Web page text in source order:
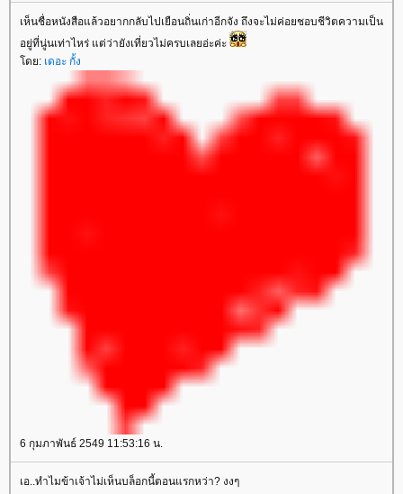
เห็นชื่อหนังสือแล้วอยากกลับไปเยือนถิ่นเก่าอีกจัง ถึงจะไม่ค่อยชอบชีวิตความเป็น
อยู่ที่นู่นเท่าไหร่ แต่ว่ายังเที่ยวไม่ครบเลยอ่ะค่ะ
ดย: เดอะ กั้ง
6 กุมภาพันธ์ 2549 11:53:16 น.
เอ..ทำไมข้าเจ้าไม่เห็นบล็อกนี้ตอนแรกหว่า? งงๆ